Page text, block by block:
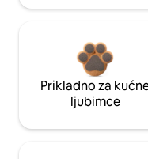
Prikladno za
ljubimce